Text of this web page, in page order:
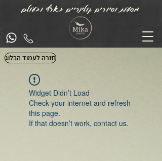
מסעות וסיורים קולינריים בארץ ובעולם
חזרה לעמוד הבלוג
Widget Didn’t Load
Check your internet and refresh
this page.
If that doesn’t work, contact us.